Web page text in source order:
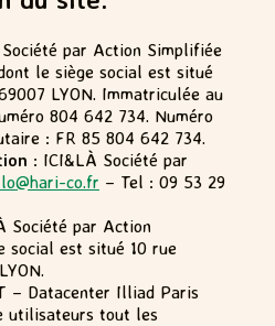
par Action Simplifiée
le siège social est situé
LYON. Immatriculée au
804 642 734. Numéro
: FR 85 804 642 734.
: ICI&LÀ Société par
co.fr – Tel : 09 53 29
Société par Action
social est situé 10 rue
– Datacenter Illiad Paris
utilisateurs tout les